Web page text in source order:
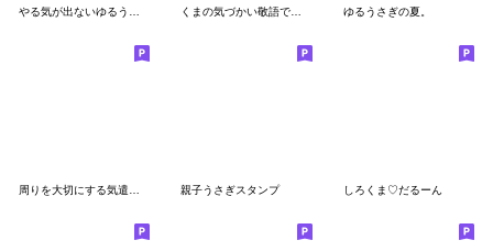
やる気が出ないゆるうさぎ。 くまの気づかい敬語です。 ゆるうさぎの夏。
親子うさぎスタンプ しろくま♡だるーん